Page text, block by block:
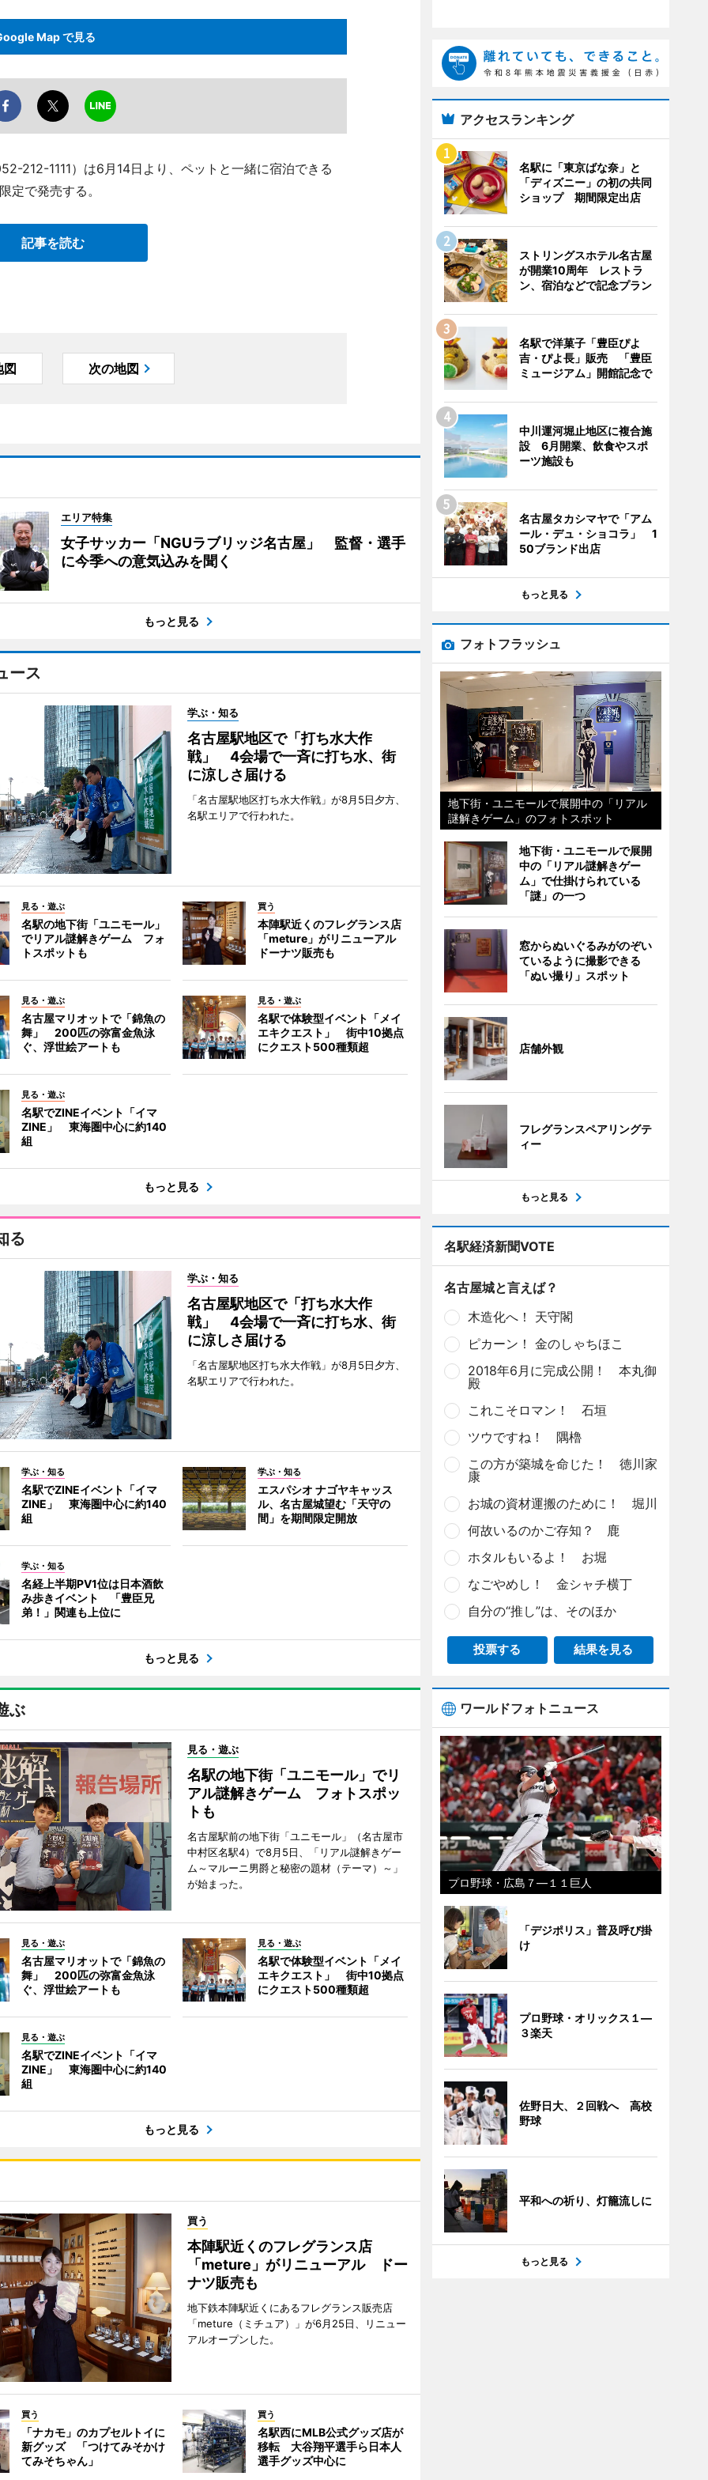
Map で見る
212-1111）は6月14日より、ペットと一緒に宿泊できる
定で発売する。
記事を読む
図 次の地図
エリア特集
女子サッカー「NGUラブリッジ名古屋」 監督・選手
に今季への意気込みを聞く
もっと見る
ース
学ぶ・知る
名古屋駅地区で「打ち水大作
戦」 4会場で一斉に打ち水、街
に涼しさ届ける
「名古屋駅地区打ち水大作戦」が8月5日夕方、
名駅エリアで行われた。
見る・遊ぶ
名駅の地下街「ユニモール」
でリアル謎解きゲーム フォ
トスポットも
買う
本陣駅近くのフレグランス店
「meture」がリニューアル
ドーナツ販売も
見る・遊ぶ
名古屋マリオットで「錦魚の
舞」 200匹の弥富金魚泳
ぐ、浮世絵アートも
見る・遊ぶ
名駅で体験型イベント「メイ
エキクエスト」 街中10拠点
にクエスト500種類超
見る・遊ぶ
名駅でZINEイベント「イマ
ZINE」 東海圏中心に約140
組
もっと見る
る
学ぶ・知る
名古屋駅地区で「打ち水大作
戦」 4会場で一斉に打ち水、街
に涼しさ届ける
「名古屋駅地区打ち水大作戦」が8月5日夕方、
名駅エリアで行われた。
学ぶ・知る
名駅でZINEイベント「イマ
ZINE」 東海圏中心に約140
組
学ぶ・知る
エスパシオ ナゴヤキャッス
ル、名古屋城望む「天守の
間」を期間限定開放
学ぶ・知る
名経上半期PV1位は日本酒飲
み歩きイベント 「豊臣兄
弟！」関連も上位に
もっと見る
ぶ
見る・遊ぶ
名駅の地下街「ユニモール」でリ
アル謎解きゲーム フォトスポッ
トも
名古屋駅前の地下街「ユニモール」（名古屋市
中村区名駅4）で8月5日、「リアル謎解きゲー
ム～マルーニ男爵と秘密の題材（テーマ）～」
が始まった。
見る・遊ぶ
名古屋マリオットで「錦魚の
舞」 200匹の弥富金魚泳
ぐ、浮世絵アートも
見る・遊ぶ
名駅で体験型イベント「メイ
エキクエスト」 街中10拠点
にクエスト500種類超
見る・遊ぶ
名駅でZINEイベント「イマ
ZINE」 東海圏中心に約140
組
もっと見る
買う
本陣駅近くのフレグランス店
「meture」がリニューアル ドー
ナツ販売も
地下鉄本陣駅近くにあるフレグランス販売店
「meture（ミチュア）」が6月25日、リニュー
アルオープンした。
買う
「ナカモ」のカプセルトイに
新グッズ 「つけてみそかけ
てみそちゃん」
買う
名駅西にMLB公式グッズ店が
移転 大谷翔平選手ら日本人
選手グッズ中心に
アクセスランキング
名駅に「東京ばな奈」と
「ディズニー」の初の共同
ショップ 期間限定出店
ストリングスホテル名古屋
が開業10周年 レストラ
ン、宿泊などで記念プラン
名駅で洋菓子「豊臣ぴよ
吉・ぴよ長」販売 「豊臣
ミュージアム」開館記念で
中川運河堀止地区に複合施
設 6月開業、飲食やスポ
ーツ施設も
名古屋タカシマヤで「アム
ール・デュ・ショコラ」 1
50ブランド出店
もっと見る
フォトフラッシュ
地下街・ユニモールで展開中の「リアル
謎解きゲーム」のフォトスポット
地下街・ユニモールで展開
中の「リアル謎解きゲー
ム」で仕掛けられている
「謎」の一つ
窓からぬいぐるみがのぞい
ているように撮影できる
「ぬい撮り」スポット
店舗外観
フレグランスペアリングテ
ィー
もっと見る
名駅経済新聞VOTE
名古屋城と言えば？
木造化へ！ 天守閣
ピカーン！ 金のしゃちほこ
2018年6月に完成公開！ 本丸御
殿
これこそロマン！ 石垣
ツウですね！ 隅櫓
この方が築城を命じた！ 徳川家
康
お城の資材運搬のために！ 堀川
何故いるのかご存知？ 鹿
ホタルもいるよ！ お堀
なごやめし！ 金シャチ横丁
自分の“推し”は、そのほか
投票する 結果を見る
ワールドフォトニュース
プロ野球・広島７―１１巨人
「デジポリス」普及呼び掛
け
プロ野球・オリックス１―
３楽天
佐野日大、２回戦へ 高校
野球
平和への祈り、灯籠流しに
もっと見る